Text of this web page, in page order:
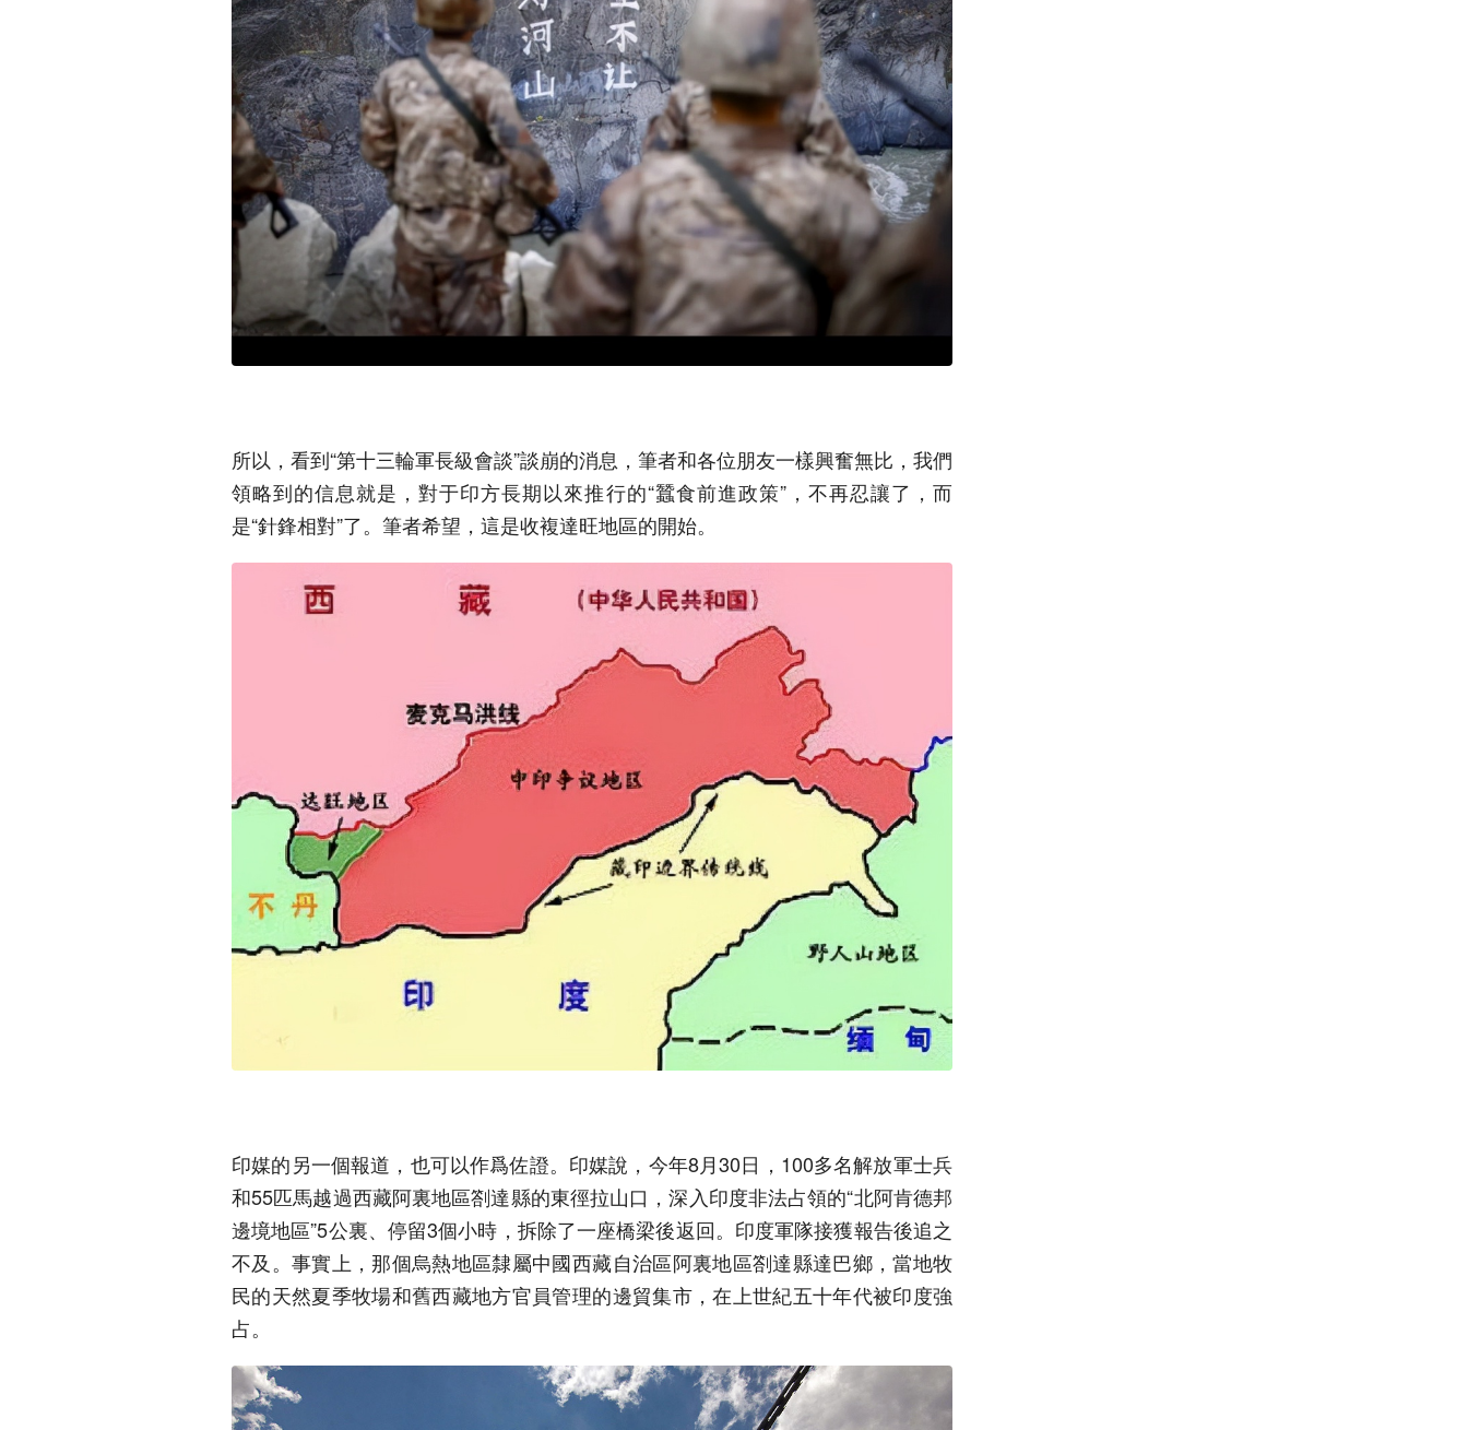
所以，看到“第十三輪軍長級會談”談崩的消息，筆者和各位朋友一樣興奮無比，我們
領略到的信息就是，對于印方長期以來推行的“蠶食前進政策”，不再忍讓了，而
是“針鋒相對”了。筆者希望，這是收複達旺地區的開始。
印媒的另一個報道，也可以作爲佐證。印媒說，今年8月30日，100多名解放軍士兵
和55匹馬越過西藏阿裏地區劄達縣的東徑拉山口，深入印度非法占領的“北阿肯德邦
邊境地區”5公裏、停留3個小時，拆除了一座橋梁後返回。印度軍隊接獲報告後追之
不及。事實上，那個烏熱地區隸屬中國西藏自治區阿裏地區劄達縣達巴鄉，當地牧
民的天然夏季牧場和舊西藏地方官員管理的邊貿集市，在上世紀五十年代被印度強
占。